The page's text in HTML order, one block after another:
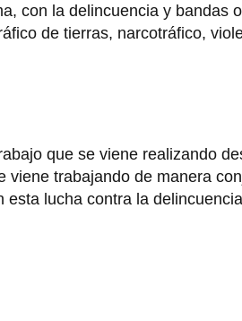
con la delincuencia y bandas
de tierras, narcotráfico,
que se viene realizando
trabajando de manera
lucha contra la